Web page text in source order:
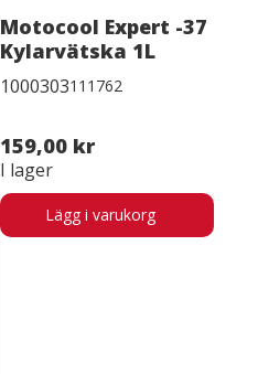
Motocool Expert -37
Kylarvätska 1L
1000303111762
159,00 kr
I lager
Lägg i varukorg